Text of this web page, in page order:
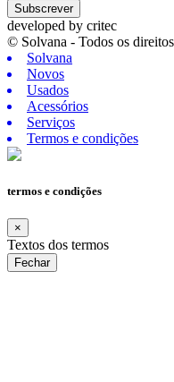
Subscrever
developed by critec
© Solvana - Todos os
Solvana
Novos
Usados
Acessórios
Serviços
Termos e condições
termos e condições
×
Textos dos termos
Fechar